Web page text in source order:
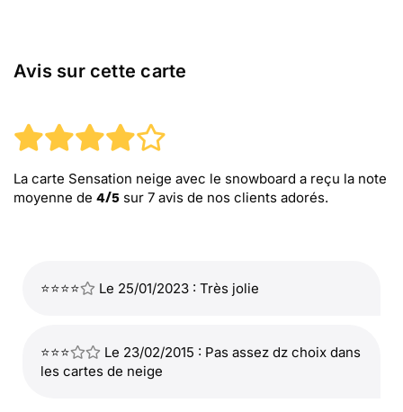
Avis sur cette carte
La carte Sensation neige avec le snowboard a reçu la note
moyenne de 4/5 sur 7 avis de nos clients adorés.
⭐⭐⭐⭐ Le 25/01/2023 : Très jolie
⭐⭐⭐
Le 23/02/2015 : Pas assez dz choix dans
les cartes de neige